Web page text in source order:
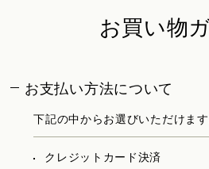
お買い物
お支払い方法について
下記の中からお選びいただけます
クレジットカード決済